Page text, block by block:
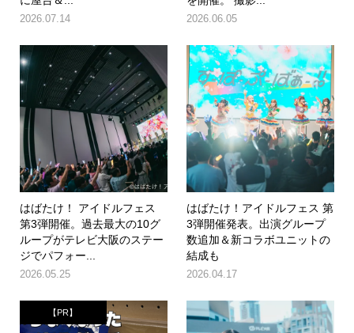
2026.07.14 2026.06.05
はばたけ！ アイドルフェス
第3弾開催。過去最大の10グ
ループがテレビ大阪のステー
ジでパフォー...
2026.05.25
はばたけ！アイドルフェス 第
3弾開催発表。出演グループ
数追加＆新コラボユニットの
結成も
2026.04.17
【PR】